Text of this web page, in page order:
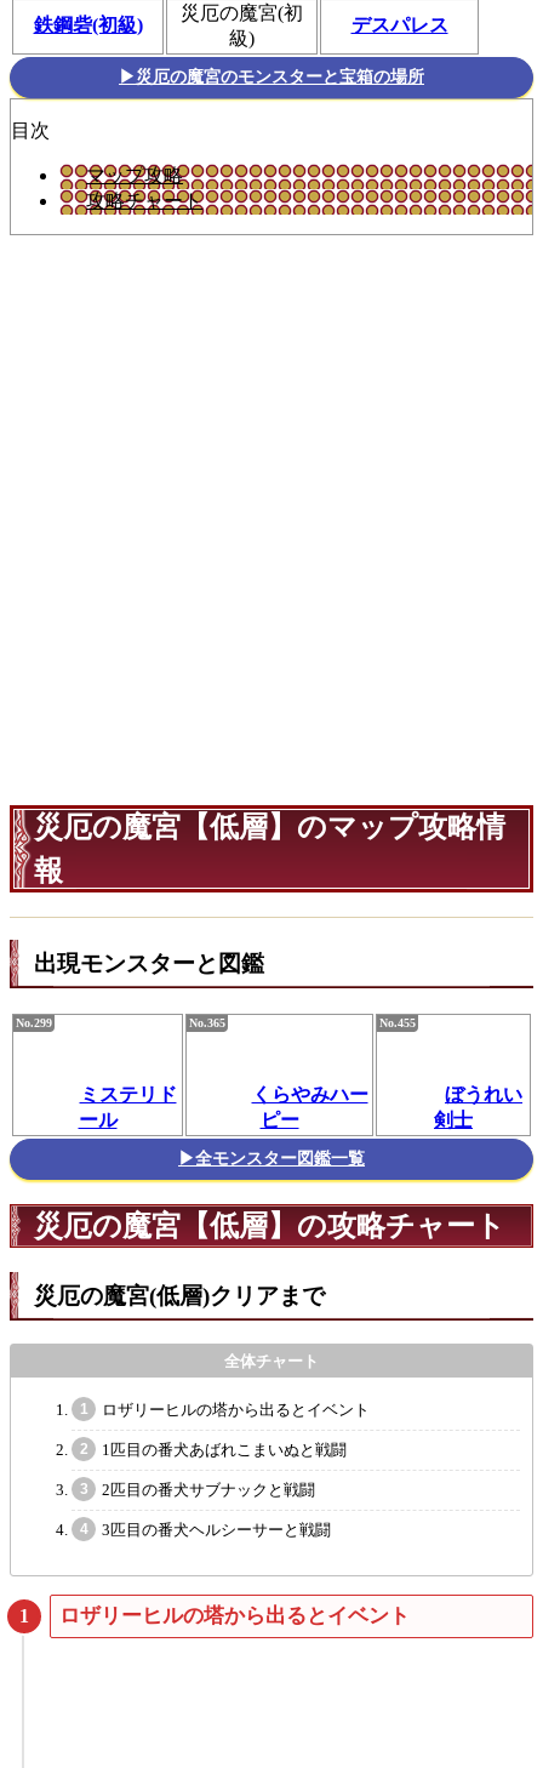
鉄鋼砦(初級)
災厄の魔宮(初
級)
デスパレス
▶災厄の魔宮のモンスターと宝箱の場所
目次
マップ攻略
攻略チャート
災厄の魔宮【低層】のマップ攻略情
報
出現モンスターと図鑑
ミステリド
ール
くらやみハー
ピー
ぼうれい
剣士
▶全モンスター図鑑一覧
災厄の魔宮【低層】の攻略チャート
災厄の魔宮(低層)クリアまで
ロザリーヒルの塔から出るとイベント
1匹目の番犬あばれこまいぬと戦闘
2匹目の番犬サブナックと戦闘
3匹目の番犬ヘルシーサーと戦闘
ロザリーヒルの塔から出るとイベント